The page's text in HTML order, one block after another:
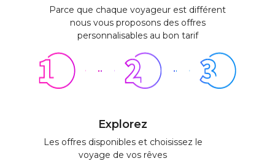
Parce que chaque voyageur est différent
nous vous proposons des offres
personnalisables au bon tarif
Explorez
Les offres disponibles et choisissez le
voyage de vos rêves